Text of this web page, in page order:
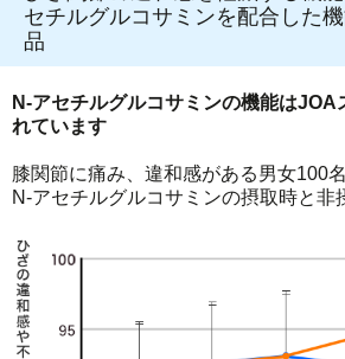
セチルグルコサミンを配合した
品
N-アセチルグルコサミンの機能は
れています
膝関節に痛み、違和感がある男女100
N-アセチルグルコサミンの摂取時と非